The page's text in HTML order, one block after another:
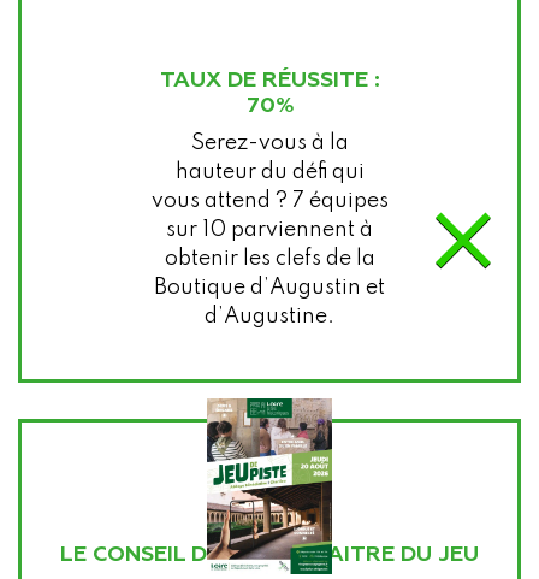
TAUX DE RÉUSSITE :
70%
Serez-vous à la
hauteur du défi qui
vous attend ? 7 équipes
sur 10 parviennent à
obtenir les clefs de la
Boutique d’Augustin et
d’Augustine.
LE CONSEIL DE VOTRE MAITRE DU JEU
×